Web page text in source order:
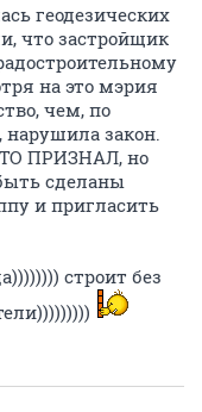
геодезических
что застройщик
на это мэрия
чем, по
закон.
ПРИЗНАЛ, но
сделаны
и пригласить
строит без